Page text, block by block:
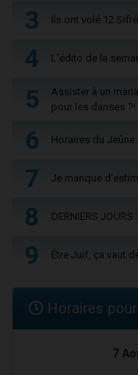
3 Ils ont volé 12
4 L'édito de la
5
Assister à un
pour les danses ?!
6 Horaires du Jeûne
7 Je manque
8 DERNIERS
9 Être Juif, ça vaut
Horaires
7